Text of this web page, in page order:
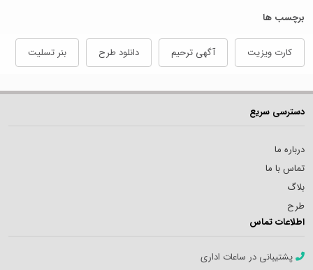
برچسب ها
کارت ویزیت آگهی ترحیم دانلود طرح بنر تسلیت
دسترسی سریع
درباره ما
تماس با ما
بلاگ
طرح
اطلاعات تماس
پشتیبانی در ساعات اداری